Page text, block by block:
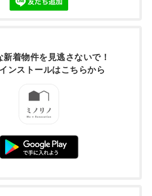
新着物件を 見逃さないで！
ンストールはこちらから